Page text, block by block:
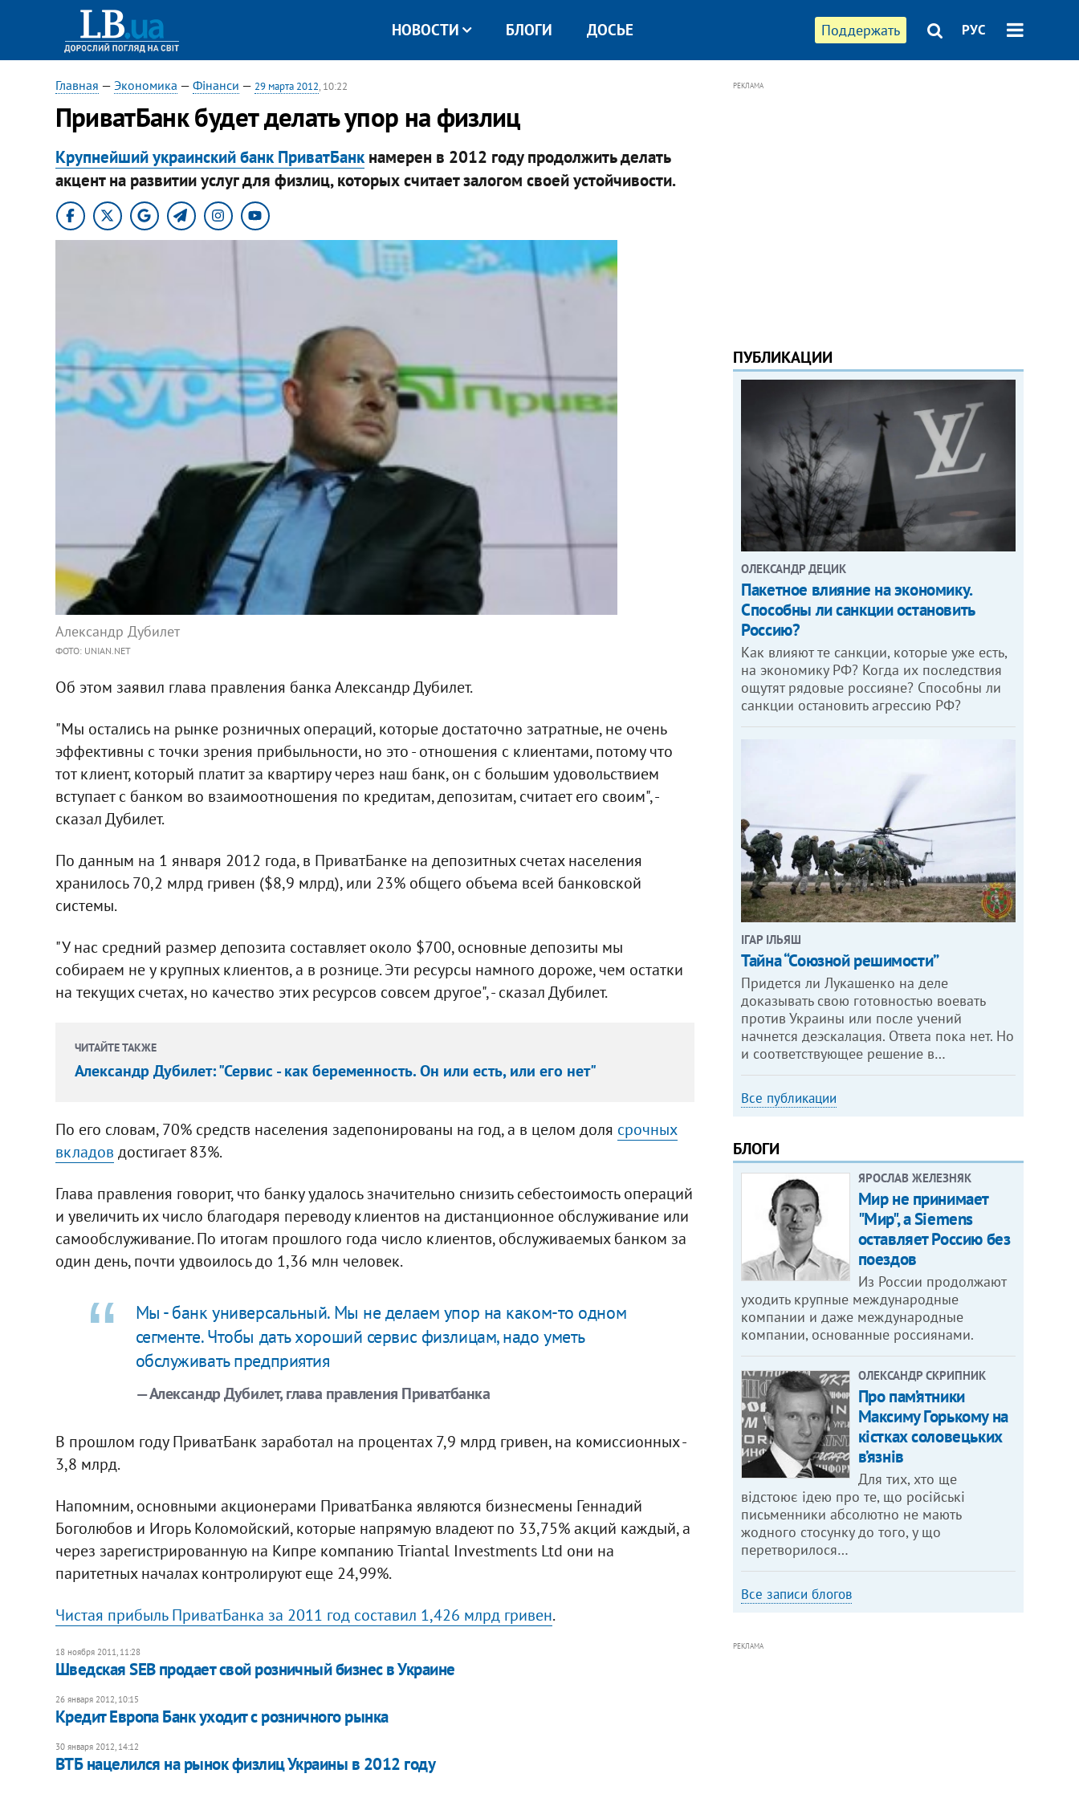
Поддержать РУС
НОВОСТИ БЛОГИ ДОСЬЕ
Главная — Экономика — Фінанси — 29 марта 2012, 10:22
ПриватБанк будет делать упор на физлиц
Крупнейший украинский банк ПриватБанкнамерен в 2012 году продолжить делать
акцент на развитии услуг для физлиц, которых считает залогом своей устойчивости.
Александр Дубилет
ФОТО: UNIAN.NET
Об этом заявил глава правления банка Александр Дубилет.
"Мы остались на рынке розничных операций, которые достаточно затратные, не очень
эффективны с точки зрения прибыльности, но это - отношения с клиентами, потому что
тот клиент, который платит за квартиру через наш банк, он с большим удовольствием
вступает с банком во взаимоотношения по кредитам, депозитам, считает его своим", -
сказал Дубилет.
По данным на 1 января 2012 года, в ПриватБанке на депозитных счетах населения
хранилось 70,2 млрд гривен ($8,9 млрд), или 23% общего объема всей банковской
системы.
"У нас средний размер депозита составляет около $700, основные депозиты мы
собираем не у крупных клиентов, а в рознице. Эти ресурсы намного дороже, чем остатки
на текущих счетах, но качество этих ресурсов совсем другое", - сказал Дубилет.
ЧИТАЙТЕ ТАКЖЕ
Александр Дубилет: "Сервис - как беременность. Он или есть, или его нет"
По его словам, 70% средств населения задепонированы на год, а в целом доля срочных
вкладов достигает 83%.
Глава правления говорит, что банку удалось значительно снизить себестоимость операций
и увеличить их число благодаря переводу клиентов на дистанционное обслуживание или
самообслуживание. По итогам прошлого года число клиентов, обслуживаемых банком за
один день, почти удвоилось до 1,36 млн человек.
Мы - банк универсальный. Мы не делаем упор на каком-то одном
сегменте. Чтобы дать хороший сервис физлицам, надо уметь
обслуживать предприятия
— Александр Дубилет, глава правления Приватбанка
В прошлом году ПриватБанк заработал на процентах 7,9 млрд гривен, на комиссионных -
3,8 млрд.
Напомним, основными акционерами ПриватБанка являются бизнесмены Геннадий
Боголюбов и Игорь Коломойский, которые напрямую владеют по 33,75% акций каждый, а
через зарегистрированную на Кипре компанию Triantal Investments Ltd они на
паритетных началах контролируют еще 24,99%.
Чистая прибыль ПриватБанка за 2011 год составил 1,426 млрд гривен.
18 ноября 2011, 11:28
​Шведская SEB продает свой розничный бизнес в Украине
26 января 2012, 10:15
Кредит Европа Банк уходит с розничного рынка
30 января 2012, 14:12
ВТБ нацелился на рынок физлиц Украины в 2012 году
РЕКЛАМА
ПУБЛИКАЦИИ
ОЛЕКСАНДР ДЕЦИК
Пакетное влияние на экономику.
Способны ли санкции остановить
Россию?
Как влияют те санкции, которые уже есть,
на экономику РФ? Когда их последствия
ощутят рядовые россияне? Способны ли
санкции остановить агрессию РФ?
ІГАР ІЛЬЯШ
Тайна “Союзной решимости”
Придется ли Лукашенко на деле
доказывать свою готовностью воевать
против Украины или после учений
начнется деэскалация. Ответа пока нет. Но
и соответствующее решение в…
Все публикации
БЛОГИ
ЯРОСЛАВ ЖЕЛЕЗНЯК
Мир не принимает
"Мир", а Siemens
оставляет Россию без
поездов
Из России продолжают
уходить крупные международные
компании и даже международные
компании, основанные россиянами.
ОЛЕКСАНДР СКРИПНИК
Про пам’ятники
Максиму Горькому на
кістках соловецьких
в’язнів
Для тих, хто ще
відстоює ідею про те, що російські
письменники абсолютно не мають
жодного стосунку до того, у що
перетворилося…
Все записи блогов
РЕКЛАМА